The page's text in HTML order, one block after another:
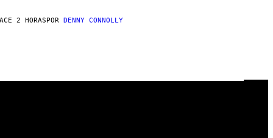
2 HORASPOR DENNY CONNOLLY